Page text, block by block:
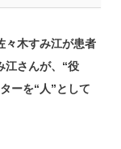
々木すみ江が患者
江さんが、“役
ーを“人”として